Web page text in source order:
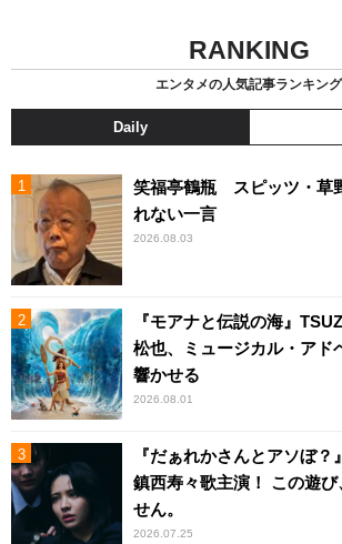
RANKING
エンタメの人気記事ランキング
Daily
笑福亭鶴瓶 スピッツ・草
れない一言
2026.08.03
『モアナと伝説の海』
松也、ミュージカル・アド
響かせる
2026.08.01
『だぁれかさんとアソぼ
鎮西寿々歌主演！ この遊び
せん。
2026.07.25